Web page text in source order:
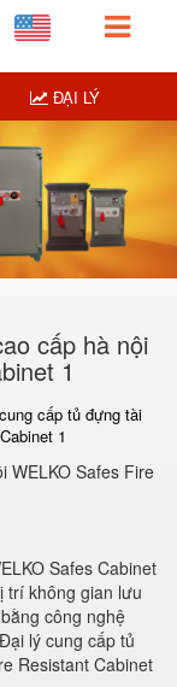
cấp hà nội
1
cấp tủ đựng tài
1
WELKO Safes Fire
Safes Cabinet
trí không gian lưu
công nghệ
lý cung cấp tủ
Resistant Cabinet
ĐẠI LÝ